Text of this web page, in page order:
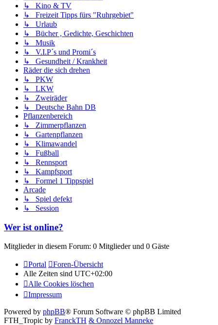
↳ Kino & TV
↳ Freizeit Tipps fürs "Ruhrgebiet"
↳ Urlaub
↳ Bücher , Gedichte, Geschichten
↳ Musik
↳ V.I.P´s und Promi´s
↳ Gesundheit / Krankheit
Räder die sich drehen
↳ PKW
↳ LKW
↳ Zweiräder
↳ Deutsche Bahn DB
Pflanzenbereich
↳ Zimmerpflanzen
↳ Gartenpflanzen
↳ Klimawandel
↳ Fußball
↳ Rennsport
↳ Kampfsport
↳ Formel 1 Tippspiel
Arcade
↳ Spiel defekt
↳ Session
Wer ist online?
Mitglieder in diesem Forum: 0 Mitglieder und 0 Gäste
Portal
Foren-Übersicht
Alle Zeiten sind UTC+02:00
Alle Cookies löschen
Impressum
Powered by phpBB® Forum Software © phpBB Limited
FTH_Tropic by FranckTH & Onnozel Manneke